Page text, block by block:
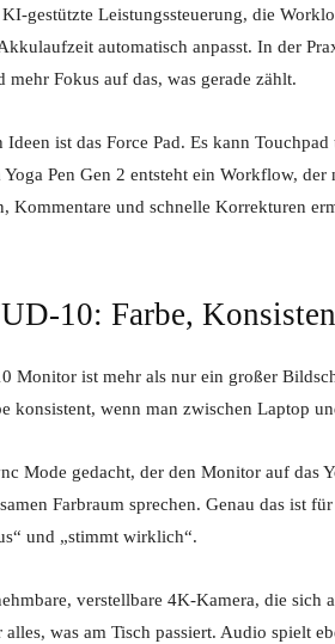
gestützte Leistungssteuerung, die
automatisch anpasst. In der
mehr Fokus auf das, was gerade zählt.
Ideen ist das Force Pad. Es kann
Pen Gen 2 entsteht ein Workflow,
Kommentare und schnelle Korrekturen
10: Farbe,
Monitor ist mehr als nur ein großer
konsistent, wenn man zwischen Laptop
Mode gedacht, der den Monitor auf das
Farbraum sprechen. Genau das ist
und „stimmt wirklich“.
verstellbare 4K-Kamera, die sich
was am Tisch passiert. Audio spielt